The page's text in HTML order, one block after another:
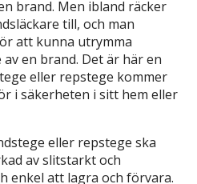
brand. Men ibland räcker
till, och man
att kunna utrymma
en brand. Det är här en
eller repstege kommer
i säkerheten i sitt hem eller
eller repstege ska
av slitstarkt och
enkel att lagra och förvara.